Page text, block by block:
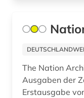
ostasien (2)
The Nation
Ausgaben der
Erstausgabe